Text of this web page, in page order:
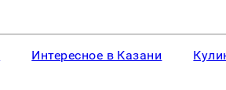
Интересное в Казани